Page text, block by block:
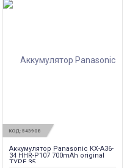
КОД: 543908
Аккумулятор Panasonic KX-A36-
34 HHR-P107 700mAh original
TYPE 35